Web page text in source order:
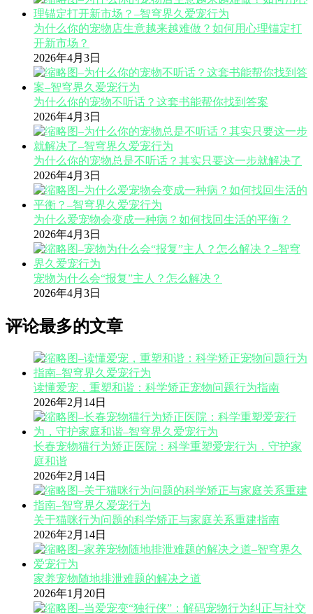
为什么你的宠物店生意越来越难做？如何用心理锚定打
开新市场？
2026年4月3日
为什么你的宠物不听话？这套书能帮你找到答案
2026年4月3日
为什么你的宠物总是不听话？其实只要这一步就解决了
2026年4月3日
为什么爱宠物会变成一种病？如何找回生活的平衡？
2026年4月3日
宠物为什么会“报复”主人？怎么解决？
2026年4月3日
评论最多的文章
读懂爱宠，重塑和谐：科学矫正宠物问题行为指南
2026年2月14日
长春宠物猫行为矫正医院：科学重塑爱宠行为，守护家
庭和谐
2026年2月14日
关于猫咪行为问题的科学矫正与家庭关系重建指南
2026年2月14日
家养宠物随地排泄难题的解决之道
2026年1月20日